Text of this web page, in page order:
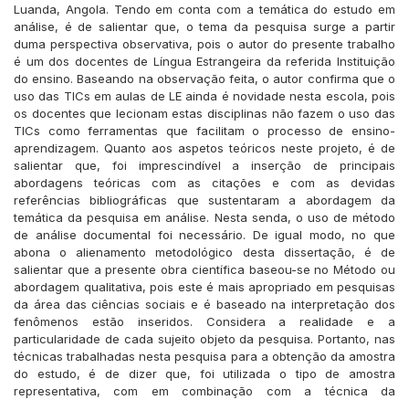
Luanda, Angola. Tendo em conta com a temática do estudo em
análise, é de salientar que, o tema da pesquisa surge a partir
duma perspectiva observativa, pois o autor do presente trabalho
é um dos docentes de Língua Estrangeira da referida Instituição
do ensino. Baseando na observação feita, o autor confirma que o
uso das TICs em aulas de LE ainda é novidade nesta escola, pois
os docentes que lecionam estas disciplinas não fazem o uso das
TICs como ferramentas que facilitam o processo de ensino-
aprendizagem. Quanto aos aspetos teóricos neste projeto, é de
salientar que, foi imprescindível a inserção de principais
abordagens teóricas com as citações e com as devidas
referências bibliográficas que sustentaram a abordagem da
temática da pesquisa em análise. Nesta senda, o uso de método
de análise documental foi necessário. De igual modo, no que
abona o alienamento metodológico desta dissertação, é de
salientar que a presente obra científica baseou-se no Método ou
abordagem qualitativa, pois este é mais apropriado em pesquisas
da área das ciências sociais e é baseado na interpretação dos
fenômenos estão inseridos. Considera a realidade e a
particularidade de cada sujeito objeto da pesquisa. Portanto, nas
técnicas trabalhadas nesta pesquisa para a obtenção da amostra
do estudo, é de dizer que, foi utilizada o tipo de amostra
representativa, com em combinação com a técnica da